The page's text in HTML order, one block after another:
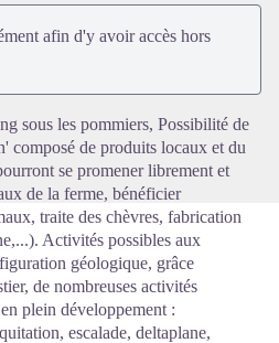
Voir l'image en plein écran
afin d'y avoir accès hors
sous les pommiers, Possibilité de
composé de produits locaux et du
se promener librement et
de la ferme, bénéficier
traite des chèvres, fabrication
Activités possibles aux
géologique, grâce
de nombreuses activités
plein développement :
escalade, deltaplane,